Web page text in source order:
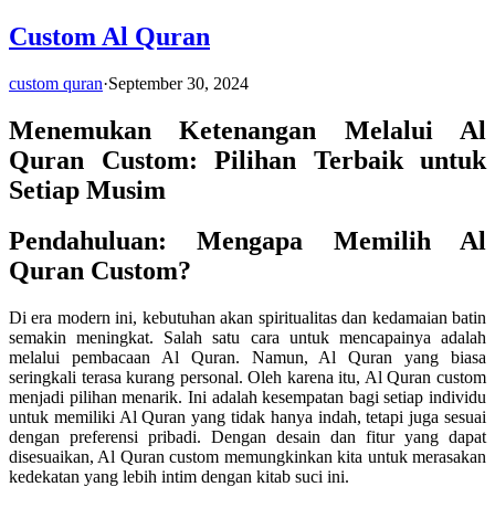
Custom Al Quran
custom quran·September 30, 2024
Menemukan Ketenangan Melalui Al
Quran Custom: Pilihan Terbaik untuk
Setiap Musim
Pendahuluan: Mengapa Memilih Al
Quran Custom?
Di era modern ini, kebutuhan akan spiritualitas dan kedamaian batin
semakin meningkat. Salah satu cara untuk mencapainya adalah
melalui pembacaan Al Quran. Namun, Al Quran yang biasa
seringkali terasa kurang personal. Oleh karena itu, Al Quran custom
menjadi pilihan menarik. Ini adalah kesempatan bagi setiap individu
untuk memiliki Al Quran yang tidak hanya indah, tetapi juga sesuai
dengan preferensi pribadi. Dengan desain dan fitur yang dapat
disesuaikan, Al Quran custom memungkinkan kita untuk merasakan
kedekatan yang lebih intim dengan kitab suci ini.